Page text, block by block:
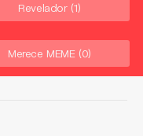
Revelador (1)
Merece MEME (0)